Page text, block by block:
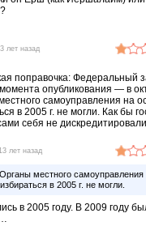
лет назад
поправочка: Федеральный
опубликования — в
самоуправления на
в 2005 г. не могли. Как бы
себя не
13 лет назад
Органы местного самоуправления
в 2005 г. не могли.
в 2005 году. В 2009 году